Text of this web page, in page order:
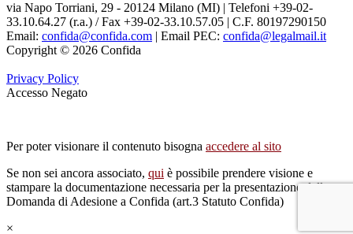
via Napo Torriani, 29 - 20124 Milano (MI) | Telefoni +39-02-
33.10.64.27 (r.a.) / Fax +39-02-33.10.57.05 | C.F. 80197290150
Email: confida@confida.com | Email PEC: confida@legalmail.it
Copyright © 2026 Confida
Privacy Policy
Accesso Negato
Per poter visionare il contenuto bisogna accedere al sito
Se non sei ancora associato, qui è possibile prendere visione e
stampare la documentazione necessaria per la presentazione della
Domanda di Adesione a Confida (art.3 Statuto Confida)
×